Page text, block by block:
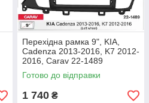
Перехідна рамка 9", KIA,
Cadenza 2013-2016, K7 2012-
2016, Carav 22-1489
Готово до відправки
1 740 ₴